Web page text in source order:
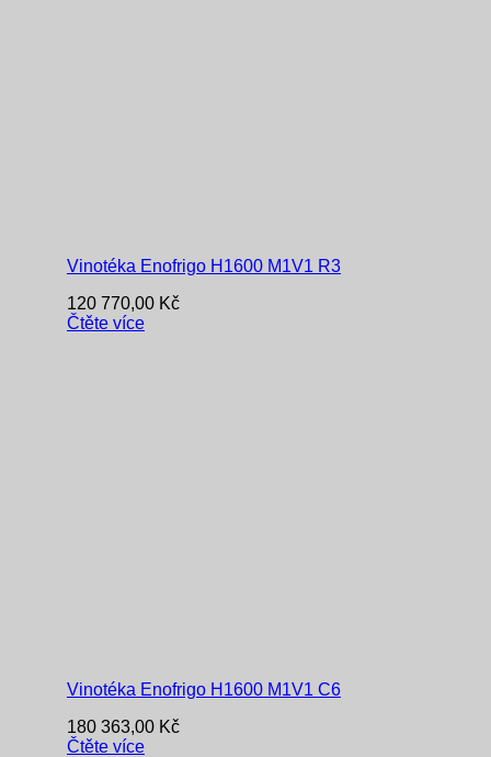
Vinotéka Enofrigo H1600 M1V1 R3
120 770,00 Kč
Čtěte více
Vinotéka Enofrigo H1600 M1V1 C6
180 363,00 Kč
Čtěte více